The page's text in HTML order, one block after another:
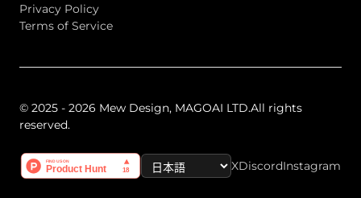
Privacy Policy
Terms of Service
© 2025 - 2026 Mew Design, MAGOAI LTD.All rights
reserved.
Select LanguageXDiscordInstagram